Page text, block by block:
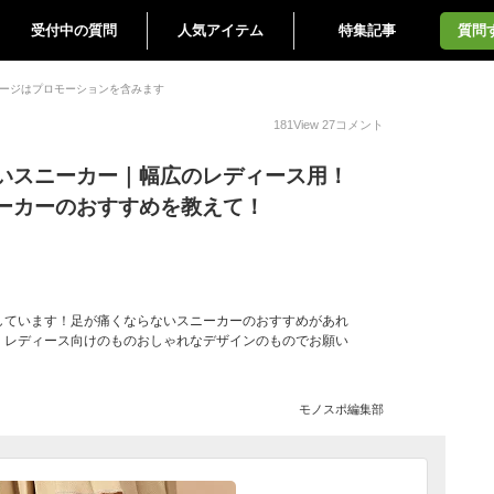
受付中の質問 人気アイテム 特集記事 質問
ジはプロモーションを含みます
181View 27コメント
スニーカー｜幅広のレディース用！
カーのおすすめを教えて！
います！足が痛くならないスニーカーのおすすめがあれ
ディース向けのものおしゃれなデザインのものでお願い
モノスポ編集部